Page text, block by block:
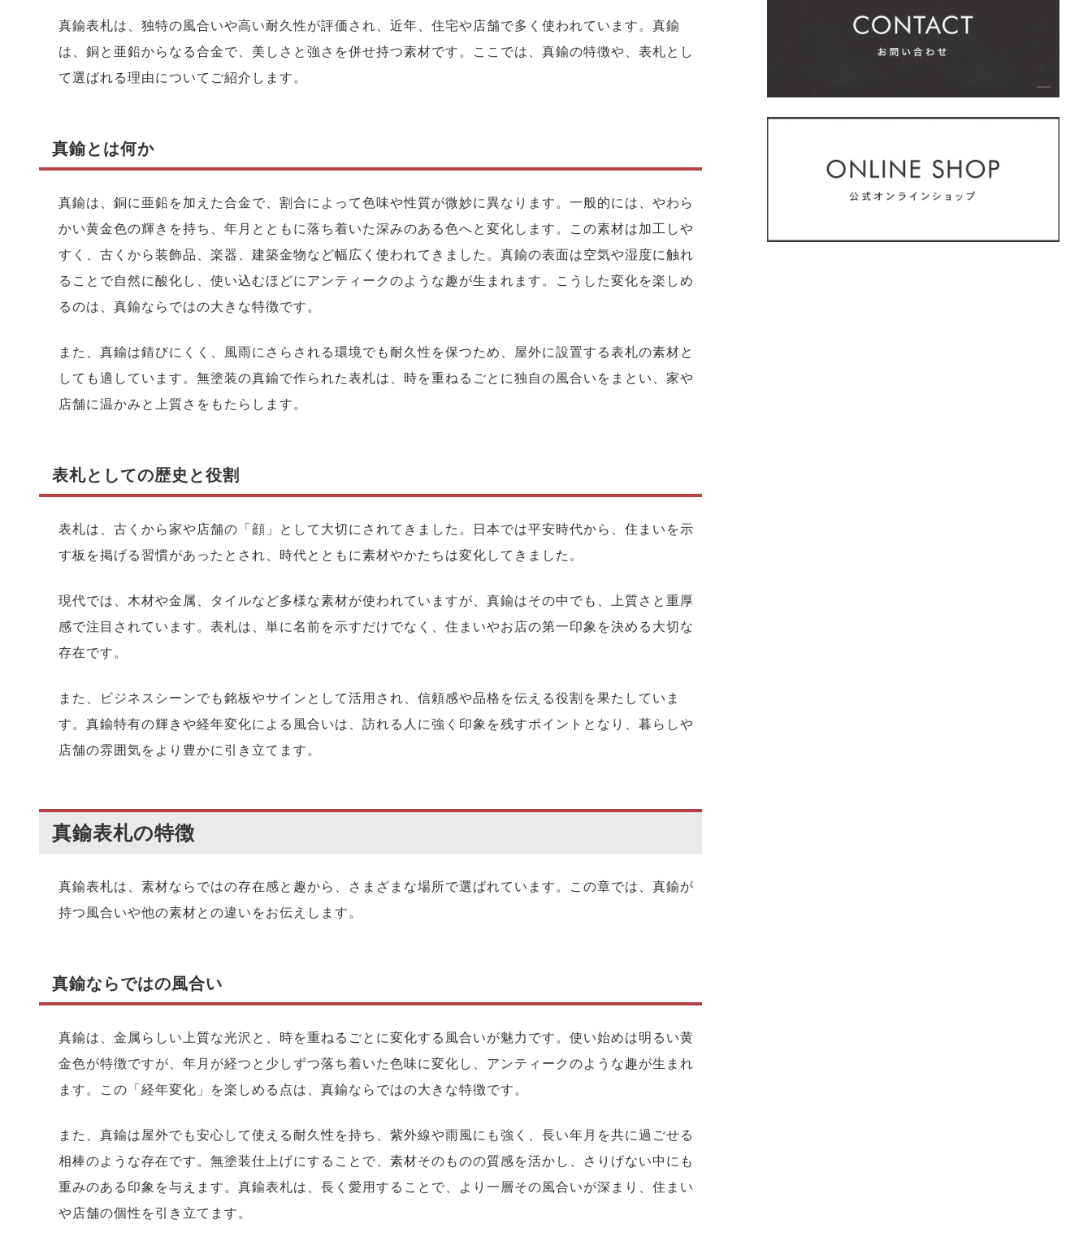
真鍮表札は、独特の風合いや高い耐久性が評価され、近年、住宅や店舗で多く使われています。真鍮
は、銅と亜鉛からなる合金で、美しさと強さを併せ持つ素材です。ここでは、真鍮の特徴や、表札とし
て選ばれる理由についてご紹介します。
真鍮とは何か
真鍮は、銅に亜鉛を加えた合金で、割合によって色味や性質が微妙に異なります。一般的には、やわら
かい黄金色の輝きを持ち、年月とともに落ち着いた深みのある色へと変化します。この素材は加工しや
すく、古くから装飾品、楽器、建築金物など幅広く使われてきました。真鍮の表面は空気や湿度に触れ
ることで自然に酸化し、使い込むほどにアンティークのような趣が生まれます。こうした変化を楽しめ
るのは、真鍮ならではの大きな特徴です。
また、真鍮は錆びにくく、風雨にさらされる環境でも耐久性を保つため、屋外に設置する表札の素材と
しても適しています。無塗装の真鍮で作られた表札は、時を重ねるごとに独自の風合いをまとい、家や
店舗に温かみと上質さをもたらします。
表札としての歴史と役割
表札は、古くから家や店舗の「顔」として大切にされてきました。日本では平安時代から、住まいを示
す板を掲げる習慣があったとされ、時代とともに素材やかたちは変化してきました。
現代では、木材や金属、タイルなど多様な素材が使われていますが、真鍮はその中でも、上質さと重厚
感で注目されています。表札は、単に名前を示すだけでなく、住まいやお店の第一印象を決める大切な
存在です。
また、ビジネスシーンでも銘板やサインとして活用され、信頼感や品格を伝える役割を果たしていま
す。真鍮特有の輝きや経年変化による風合いは、訪れる人に強く印象を残すポイントとなり、暮らしや
店舗の雰囲気をより豊かに引き立てます。
真鍮表札の特徴
真鍮表札は、素材ならではの存在感と趣から、さまざまな場所で選ばれています。この章では、真鍮が
持つ風合いや他の素材との違いをお伝えします。
真鍮ならではの風合い
真鍮は、金属らしい上質な光沢と、時を重ねるごとに変化する風合いが魅力です。使い始めは明るい黄
金色が特徴ですが、年月が経つと少しずつ落ち着いた色味に変化し、アンティークのような趣が生まれ
ます。この「経年変化」を楽しめる点は、真鍮ならではの大きな特徴です。
また、真鍮は屋外でも安心して使える耐久性を持ち、紫外線や雨風にも強く、長い年月を共に過ごせる
相棒のような存在です。無塗装仕上げにすることで、素材そのものの質感を活かし、さりげない中にも
重みのある印象を与えます。真鍮表札は、長く愛用することで、より一層その風合いが深まり、住まい
や店舗の個性を引き立てます。